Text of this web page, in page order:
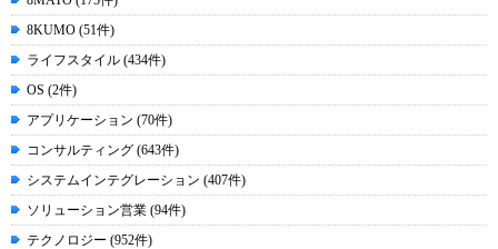
8KUMO (51件)
ライフスタイル (434件)
OS (2件)
アプリケーション (70件)
コンサルティング (643件)
システムインテグレーション (407件)
ソリューション営業 (94件)
テクノロジー (952件)